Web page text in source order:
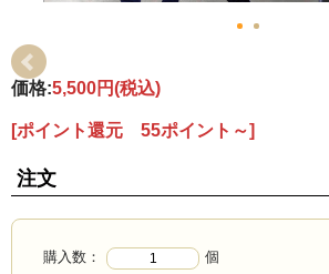
価格:5,500円(税込)
[ポイント還元 55ポイント～]
注文
購入数： 個